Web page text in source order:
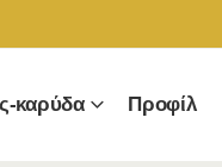
καρύδα Προφίλ